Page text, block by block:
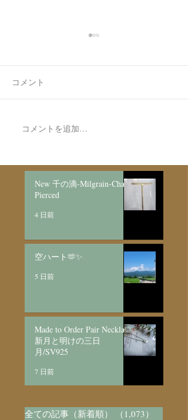
7月最後の日録
コメント
コメントを追加…
New 千の滴-Milgrain-Chain
Pierced
4 日前
空ハート🫶✨
5 日前
Made to Order Pair Necklace
新月と明けの三日
月/SV925
7 日前
全ての記事（新着順） （1,073）